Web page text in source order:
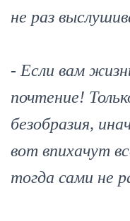
не раз
- Если вам
почтение!
безобразия,
вот впихачут
тогда сами не